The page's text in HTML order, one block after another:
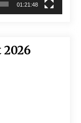
01:21:48